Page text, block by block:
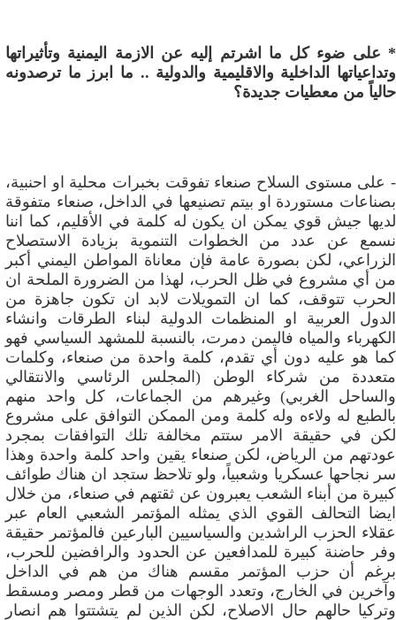
* على ضوء كل ما اشرتم إليه عن الازمة اليمنية وتأثيراتها
وتداعياتها الداخلية والاقليمية والدولية .. ما ابرز ما ترصدونه
حالياً من معطيات جديدة؟
- على مستوى السلاح صنعاء تفوقت بخبرات محلية او احنبية،
بصناعات مستوردة او بيتم تصنيعها في الداخل، صنعاء متفوقة
لديها جيش قوي يمكن ان يكون له كلمة في الأقليم، كما اننا
نسمع عن عدد من الخطوات التنموية بزيادة الاستصلاح
الزراعي، لكن بصورة عامة فإن معاناة المواطن اليمني أكبر
من أي مشروع في ظل الحرب، لهذا من الضرورة الملحة ان
الحرب تتوقف، كما ان التمويلات لابد ان تكون جاهزة من
الدول العربية او المنظمات الدولية لبناء الطرقات وانشاء
الكهرباء والمياه فاليمن دمرت، بالنسبة للمشهد السياسي فهو
كما هو عليه دون أي تقدم، كلمة واحدة من صنعاء، وكلمات
متعددة من شركاء الوطن (المجلس الرئاسي والانتقالي
والساحل الغربي) وغيرهم من الجماعات، كل واحد منهم
بالطبع له ولاءه وله كلمة ومن الممكن التوافق على مشروع
لكن في حقيقة الامر ستتم مخالفة تلك التوافقات بمجرد
عودتهم من الرياض، لكن صنعاء يقين واحد كلمة واحدة وهذا
سر نجاحها عسكريا وشعبياً، ولو تلاحظ ستجد ان هناك طوائف
كبيرة من أبناء الشعب يعبرون عن ثقتهم في صنعاء، من خلال
ايضا التحالف القوي الذي يمثله المؤتمر الشعبي العام عبر
عقلاء الحزب الراشدين والسياسيين البارعين فالمؤتمر حقيقة
وفر حاضنة كبيرة للمدافعين عن الحدود والرافضين للحرب،
برغم أن حزب المؤتمر مقسم هناك من هم في الداخل
وآخرين في الخارج، وتعدد الوجهات من قطر ومصر ومسقط
وتركيا حالهم حال الاصلاح، لكن الذين لم يتشتتوا هم انصار